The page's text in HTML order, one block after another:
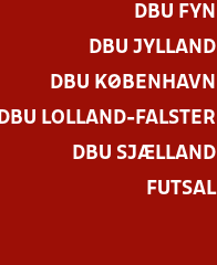
DBU FYN
DBU JYLLAND
DBU KØBENHAVN
DBU LOLLAND-FALSTER
DBU SJÆLLAND
FUTSAL